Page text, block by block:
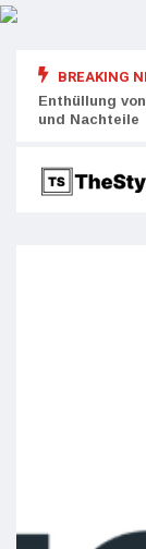
BREAKING
Enthüllung
und Nachteile